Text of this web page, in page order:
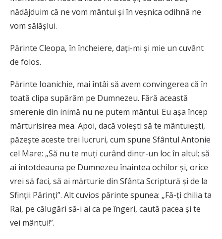
nădăjduim că ne vom mântui şi în veşnica odihnă ne
vom sălăşlui.
Părinte Cleopa, în încheiere, daţi-mi şi mie un cuvânt
de folos.
Părinte Ioanichie, mai întâi să avem convingerea că în
toată clipa supărăm pe Dumnezeu. Fără această
smerenie din inimă nu ne putem mântui. Eu aşa încep
mărturisirea mea. Apoi, dacă voieşti să te mântuieşti,
păzeşte aceste trei lucruri, cum spune Sfântul Antonie
cel Mare: „Să nu te muţi curând dintr-un loc în altul; să
ai întotdeauna pe Dumnezeu înaintea ochilor şi, orice
vrei să faci, să ai mărturie din Sfânta Scriptură şi de la
Sfinţii Părinţi”. Alt cuvios părinte spunea: „Fă-ţi chilia ta
Rai, pe călugări să-i ai ca pe îngeri, caută pacea şi te
vei mântui!”.